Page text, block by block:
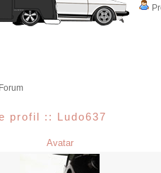
profil :: Ludo637
Avatar